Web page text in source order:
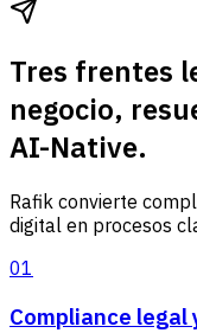
Tres frentes
negocio,
AI-Native.
Rafik convierte
digital en procesos
01
Compliance